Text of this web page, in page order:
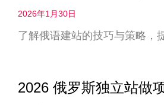
2026年1月30日
了解俄语建站的技巧与策略，
2026 俄罗斯独立站做